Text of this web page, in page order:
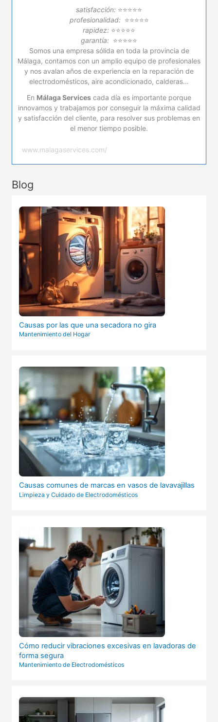
satisfacción: ⭐⭐⭐⭐⭐
profesionalidad: ⭐⭐⭐⭐⭐
rapidez: ⭐⭐⭐⭐⭐
garantía: ⭐⭐⭐⭐⭐
Somos una empresa sólida en toda la provincia de
Málaga, contamos con un amplio equipo de profesionales
y nos avalan años de experiencia en la reparación de
electrodomésticos, aire acondicionado, calderas…
En Málaga Services cada día es importante porque
innovamos y trabajamos por conseguir la máxima calidad
y satisfacción del cliente, para resolver sus problemas en
el menor tiempo posible.
www.malagaservices.com/
Blog
Causas por las que una secadora no gira
Mantenimiento del Hogar
Causas comunes de marcas en vasos de lavavajillas
Limpieza y Cuidado de Electrodomésticos
Cómo reducir vibraciones excesivas en lavadoras de
forma segura
Mantenimiento de Electrodomésticos